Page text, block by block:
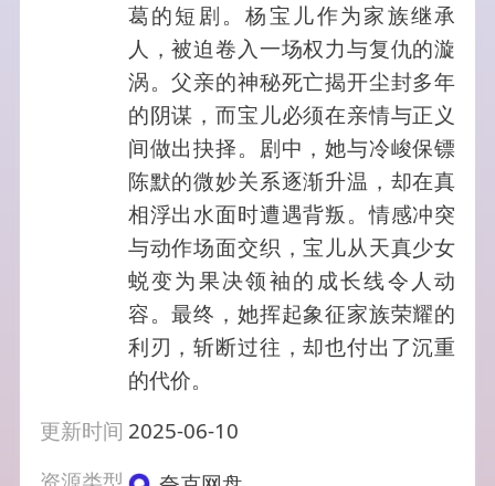
葛的短剧。杨宝儿作为家族继承
人，被迫卷入一场权力与复仇的漩
涡。父亲的神秘死亡揭开尘封多年
的阴谋，而宝儿必须在亲情与正义
间做出抉择。剧中，她与冷峻保镖
陈默的微妙关系逐渐升温，却在真
相浮出水面时遭遇背叛。情感冲突
与动作场面交织，宝儿从天真少女
蜕变为果决领袖的成长线令人动
容。最终，她挥起象征家族荣耀的
利刃，斩断过往，却也付出了沉重
的代价。
更新时间 2025-06-10